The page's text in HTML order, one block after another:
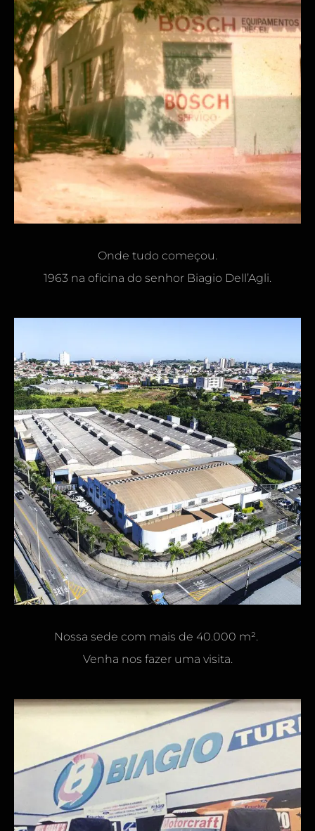
Onde tudo começou.
1963 na oficina do senhor Biagio Dell’Agli.
Nossa sede com mais de 40.000 m².
Venha nos fazer uma visita.